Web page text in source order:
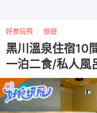
好食玩飛 旅遊
黑川溫泉住宿10
一泊二食/私人